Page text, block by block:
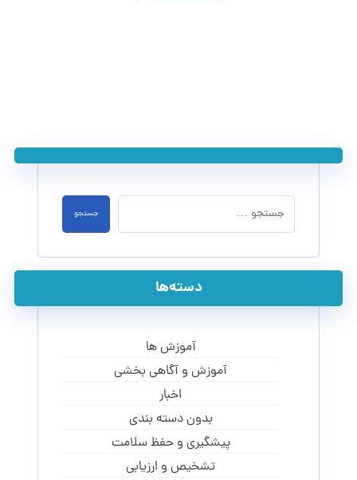
جستجو
دسته‌ها
آموزش ها
آموزش و آگاهی‌ بخشی
اخبار
بدون دسته بندی
پیشگیری و حفظ سلامت
تشخیص و ارزیابی